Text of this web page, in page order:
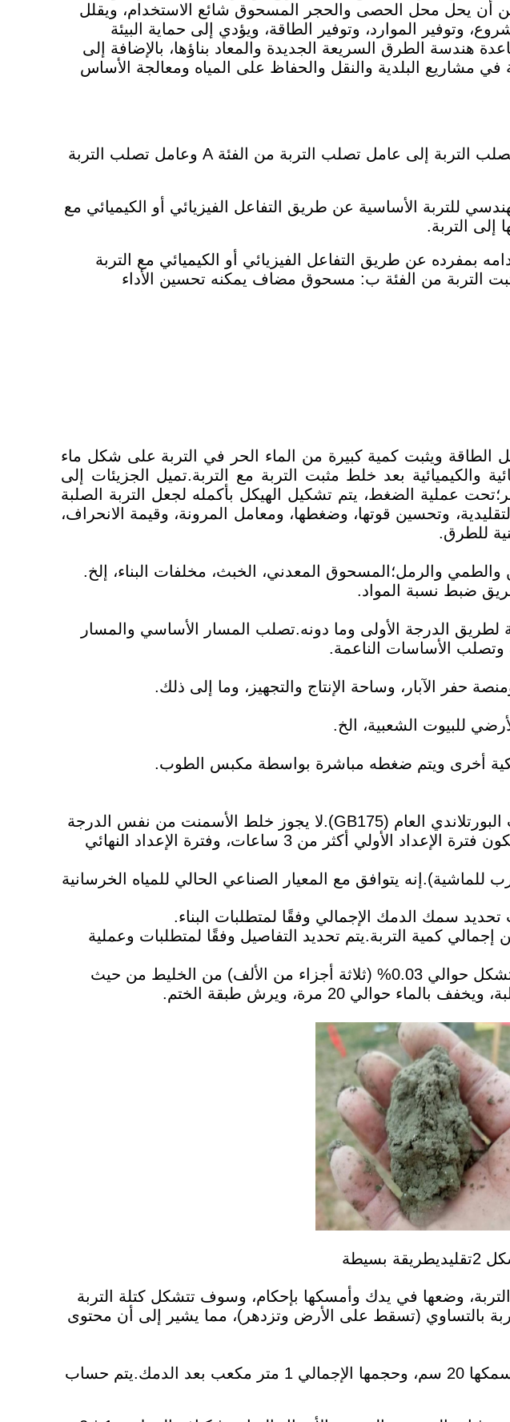
أن يحل محل الحصى والحجر المسحوق شائع الاستخدام، ويقلل
وتوفير الموارد، وتوفير الطاقة، ويؤدي إلى حماية البيئة
هندسة الطرق السريعة الجديدة والمعاد بناؤها، بالإضافة إلى
في مشاريع البلدية والنقل والحفاظ على المياه ومعالجة الأساس
في المعيار الفني CJJ/T286-2018 لتطبيق عامل تصلب التربة، ينقسم عامل تصلب التربة إلى عامل تصلب التربة من الفئة A وعامل تصلب التربة
للتربة الأساسية عن طريق التفاعل الفيزيائي أو الكيميائي مع
إلى التربة.
بمفرده عن طريق التفاعل الفيزيائي أو الكيميائي مع التربة
التربة من الفئة ب: مسحوق مضاف يمكنه تحسين الأداء
الطاقة ويثبت كمية كبيرة من الماء الحر في التربة على شكل ماء
والكيميائية بعد خلط مثبت التربة مع التربة.تميل الجزيئات إلى
عملية الضغط، يتم تشكيل الهيكل بأكمله لجعل التربة الصلبة
وتحسين قوتها، وضغطها، ومعامل المرونة، وقيمة الانحراف،
والرمل؛المسحوق المعدني، الخبث، مخلفات البناء، إلخ.
ضبط نسبة المواد.
لطريق الدرجة الأولى وما دونه.تصلب المسار الأساسي والمسار
وتصلب الأساسات الناعمة.
حفر الآبار، وساحة الإنتاج والتجهيز، وما إلى ذلك.
للبيوت الشعبية، الخ.
أخرى ويتم ضغطه مباشرة بواسطة مكبس الطوب.
يبني.ويجب أن يتوافق مع المعيار الوطني الحالي للأسمنت البورتلاندي العام (GB175).لا يجوز خلط الأسمنت من نفس الدرجة
والعلامة التجارية والصنف والتسليم.أسمنت درجة 425 وما فوق.ويشترط أن تكون فترة الإعداد الأولي أكثر من 3 ساعات، وفترة الإعداد النهائي
يتوافق مع المعيار الصناعي الحالي للمياه الخرسانية
المواد الأسمنتية بشكل عام 3% - 6% من إجمالي كمية التربة.يتم تحديد التفاصيل وفقًا لمتطلبات وعملية
حوالي 0.5 كجم لكل متر مكعب من الأرض المضغوطة؛وتشكل حوالي 0.03% (ثلاثة أجزاء من الألف) من الخليط من حيث
20 مرة، ويرش طبقة الختم.
2 تقليديطريقة بسيطة
وضعها في يدك وأمسكها بإحكام، وسوف تتشكل كتلة التربة
بالتساوي (تسقط على الأرض وتزدهر)، مما يشير إلى أن محتوى
على سبيل المثال، يتم حساب مساحة التربة المراد تصلبها بـ 5 أمتار مربعة، وسمكها 20 سم، وحجمها الإجمالي 1 متر مكعب بعد الدمك.يتم حساب